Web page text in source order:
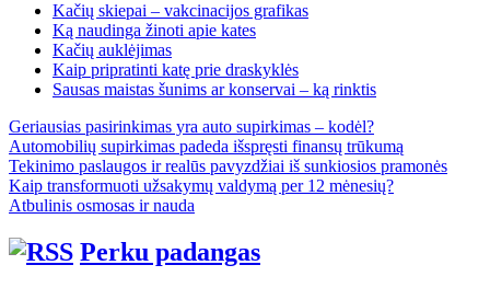
Kačių skiepai – vakcinacijos grafikas
Ką naudinga žinoti apie kates
Kačių auklėjimas
Kaip pripratinti katę prie draskyklės
Sausas maistas šunims ar konservai – ką rinktis
Geriausias pasirinkimas yra auto supirkimas – kodėl?
Automobilių supirkimas padeda išspręsti finansų trūkumą
Tekinimo paslaugos ir realūs pavyzdžiai iš sunkiosios pramonės
Kaip transformuoti užsakymų valdymą per 12 mėnesių?
Atbulinis osmosas ir nauda
Perku padangas